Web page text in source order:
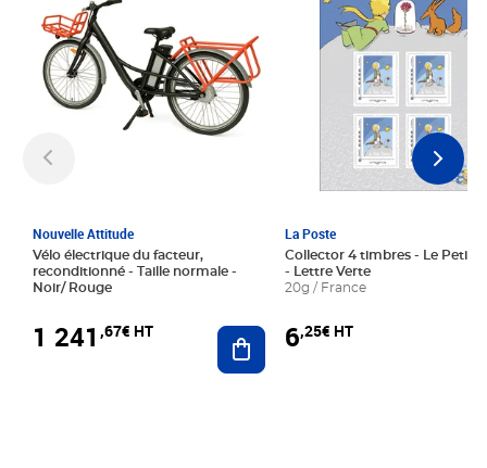
Nouvelle Attitude
Vélo électrique du facteur,
reconditionné - Taille normale -
Noir/ Rouge
1 241 ,67€ HT Ajouter au panier
La Poste
Collector 4 timbres - Le Petit
- Lettre Verte
20g / France
6,25€ HT